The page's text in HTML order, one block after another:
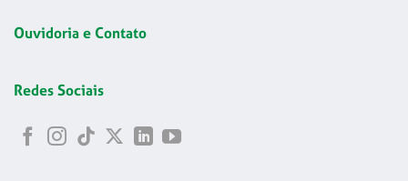
Ouvidoria e Contato
Redes Sociais